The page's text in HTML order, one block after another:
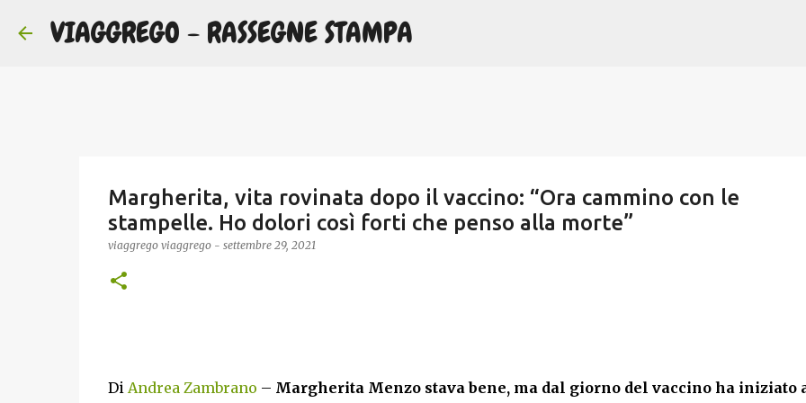
VIAGGREGO - RASSEGNE STAMPA
Margherita, vita rovinata dopo il vaccino: “Ora cammino con le
stampelle. Ho dolori così forti che penso alla morte”
viaggrego viaggrego - settembre 29, 2021
Di Andrea Zambrano – Margherita Menzo stava bene, ma dal giorno del vaccino ha iniziato